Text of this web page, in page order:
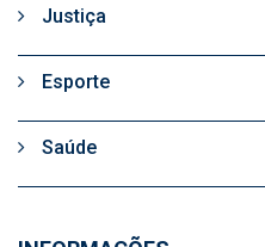
Justiça
Esporte
Saúde